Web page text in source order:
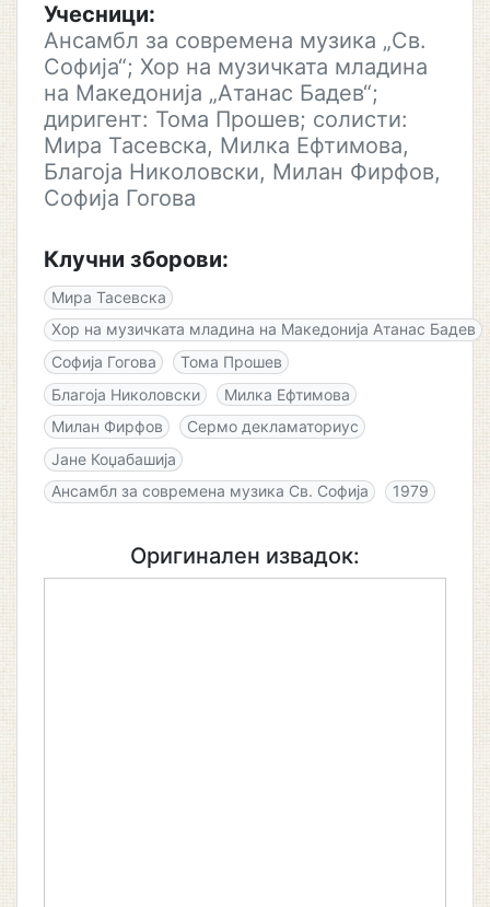
Учесници:
Ансамбл за современа музика „Св.
Софија“; Хор на музичката младина
на Македонија „Атанас Бадев“;
диригент: Тома Прошев; солисти:
Мира Тасевска, Милка Ефтимова,
Благоја Николовски, Милан Фирфов,
Софија Гогова
Клучни зборови:
Мира Тасевска
Хор на музичката младина на Македонија Атанас Бадев
Софија Гогова
Тома Прошев
Благоја Николовски
Милка Ефтимова
Милан Фирфов
Сермо декламаториус
Јане Коџабашија
Ансамбл за современа музика Св. Софија
1979
Оригинален извадок: